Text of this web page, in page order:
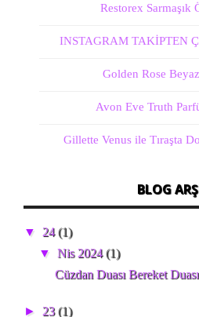
Restorex Sarmaşık
INSTAGRAM TAKİPTEN
Golden Rose Beyaz
Avon Eve Truth
Gillette Venus ile Tıraşta
BLOG
▼ 24(1)
▼Nis 2024(1)
Cüzdan Duası Bereket Duası
► 23(1)